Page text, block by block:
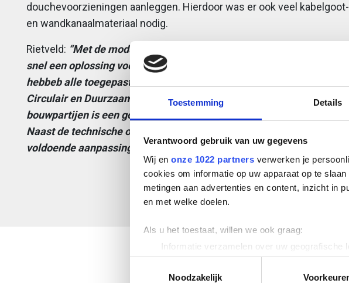
Toestemming Details
Verantwoord gebruik van uw gegevens
Wij en onze 1022 partners verwerken je
cookies om informatie op uw apparaat op te
metingen aan advertenties en content, inzicht in
en met welke doelen.
Als u het toestaat, willen we ook graag:
Informatie verzamelen over uw
Uw apparaat identificeren door het actief te
Lees meer over hoe uw persoonlijke gegevens
Noodzakelijk
douchevoorzieningen aanleggen. Hierdoor was er ook veel kabelgoot-
en wandkanaalmateriaal nodig.
Rietveld: “Met de modulaire producten van Niedax vinden we altijd
snel een oplossing voor elke praktische uitdaging. Bovendien
hebbeb alle toegepaste kabeldraagsystemen het Greenwork Label
Circulair en Duurzaam Bouwen. Voor een complex project met vele
bouwpartijen is een goede werkvoorbereiding alleen niet genoeg.
Naast de technische oplossingen moeten ook de toeleveranciers zelf
voldoende aanpassingsvermogen hebben."